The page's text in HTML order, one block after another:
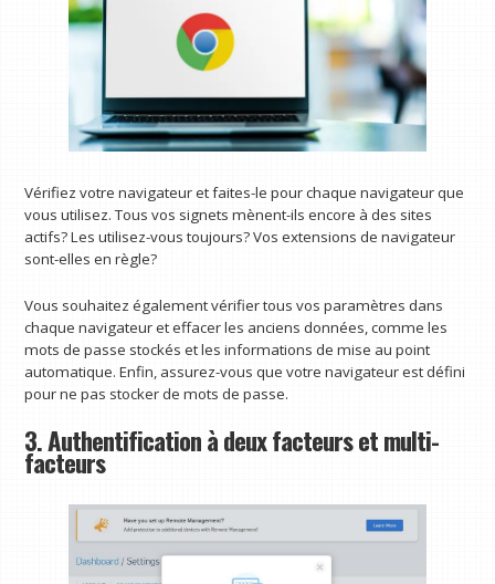
Vérifiez votre navigateur et faites-le pour chaque navigateur que
vous utilisez. Tous vos signets mènent-ils encore à des sites
actifs? Les utilisez-vous toujours? Vos extensions de navigateur
sont-elles en règle?
Vous souhaitez également vérifier tous vos paramètres dans
chaque navigateur et effacer les anciens données, comme les
mots de passe stockés et les informations de mise au point
automatique. Enfin, assurez-vous que votre navigateur est défini
pour ne pas stocker de mots de passe.
3. Authentification à deux facteurs et multi-
facteurs